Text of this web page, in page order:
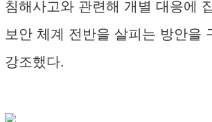
침해사고와 관련해 개별 대응에
보안 체계 전반을 살피는 방안을
강조했다.